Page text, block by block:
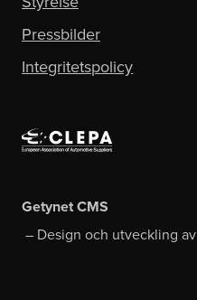
Pressbilder
Integritetspolicy
Getynet CMS
– Design och utveckling av